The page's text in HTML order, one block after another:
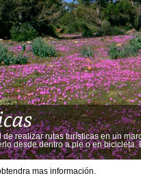
realizar rutas turísticas en un
desde dentro a pie o en
mas información.